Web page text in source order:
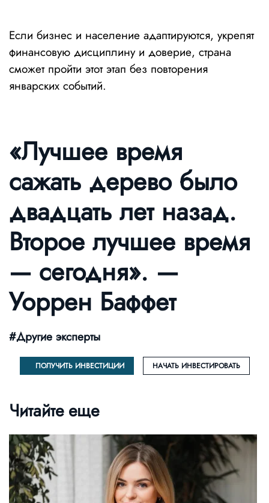
Если бизнес и население адаптируются, укрепят
финансовую дисциплину и доверие, страна
сможет пройти этот этап без повторения
январских событий.
«Лучшее время
сажать дерево было
двадцать лет назад.
Второе лучшее время
— сегодня». —
Уоррен Баффет
#Другие эксперты
ПОЛУЧИТЬ ИНВЕСТИЦИИ НАЧАТЬ ИНВЕСТИРОВАТЬ
Читайте еще